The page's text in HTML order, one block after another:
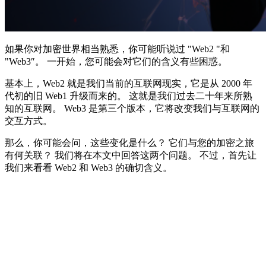
如果你对加密世界相当熟悉，你可能听说过 "Web2 "和
"Web3″。 一开始，您可能会对它们的含义有些困惑。
基本上，Web2 就是我们当前的互联网现实，它是从 2000 年
代初的旧 Web1 升级而来的。 这就是我们过去二十年来所熟
知的互联网。 Web3 是第三个版本，它将改变我们与互联网的
交互方式。
那么，你可能会问，这些变化是什么？ 它们与您的加密之旅
有何关联？ 我们将在本文中回答这两个问题。 不过，首先让
我们来看看 Web2 和 Web3 的确切含义。